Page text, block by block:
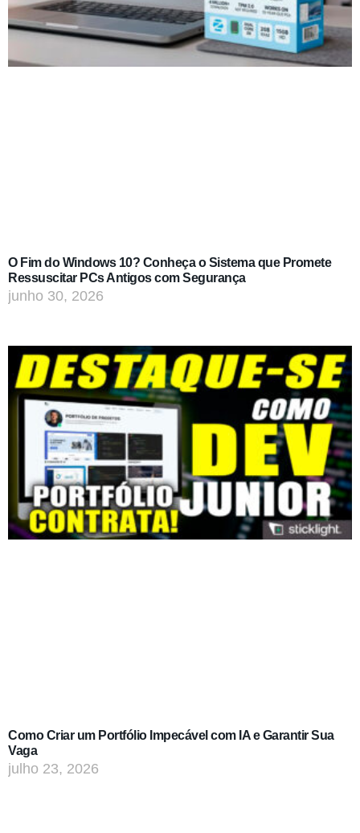
O Fim do Windows 10? Conheça o Sistema que Promete
Ressuscitar PCs Antigos com Segurança
junho 30, 2026
Como Criar um Portfólio Impecável com IA e Garantir Sua
Vaga
julho 23, 2026